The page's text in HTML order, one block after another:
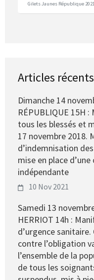
Gilets Jaunes République
Articles récents
Dimanche 14
RÉPUBLIQUE 15H
tous les blessés et
17 novembre 2018.
d’indemnisation
mise en place
indépendante
10 Nov 2021
Samedi 13
HERRIOT 14h :
d’urgence
contre l’obligation
l’ensemble de la
de tous les